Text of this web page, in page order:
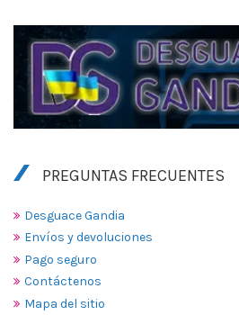
PREGUNTAS FRECUENTES
Desguace Gandia
Envíos y devoluciones
Pago seguro
Contáctenos
Mapa del sitio